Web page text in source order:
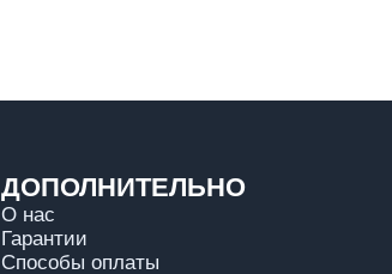
ДОПОЛНИТЕЛЬНО
О нас
Гарантии
Способы оплаты